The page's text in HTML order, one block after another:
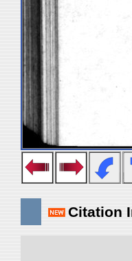
Citation